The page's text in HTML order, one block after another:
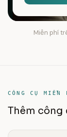
Miễn phí
CÔNG CỤ MIỄN
Thêm công